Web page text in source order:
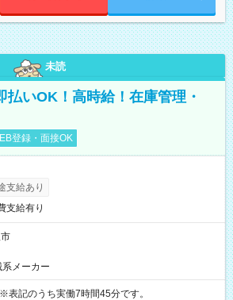
未読
払いOK！高時給！在庫管理・
登録・面接OK
支給あり
支給有り
メーカー
8:00～16:45 ※表記のうち実働7時間45分です。